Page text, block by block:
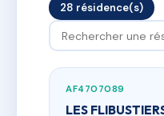
28 résidence(s)
AF4707089
LES